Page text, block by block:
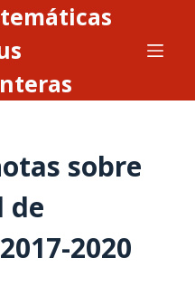
sobre
de
2020